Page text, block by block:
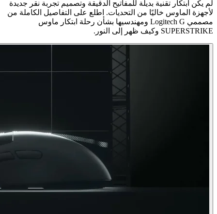
لم يكن ابتكار تقنية بديلة للمفاتيح الدقيقة وتصميم تجربة نقر جديدة
لأجهزة الماوس خاليًا من التحديات. اطلع على التفاصيل الكاملة من
مصممي Logitech G ومهندسيها بشأن رحلة ابتكار ماوس
SUPERSTRIKE وكيف ظهر إلى النور.